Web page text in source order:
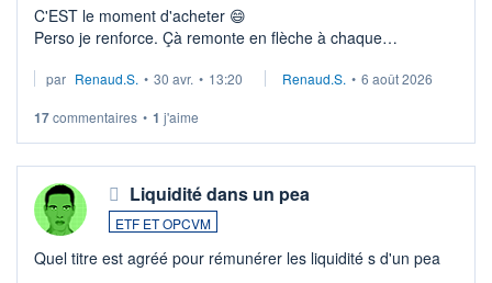
C'EST le moment d'acheter 😄​
Perso je renforce. Çà remonte en flèche à chaque
Investissement long terme tip top pour sa retraite.
par Renaud.S. • 30 avr. • 13:20 Renaud.S. • 6 août 2026
17commentaires • 1 j'aime
Liquidité dans un pea
ETF ET OPCVM
Quel titre est agréé pour rémunérer les liquidité s d'un pea